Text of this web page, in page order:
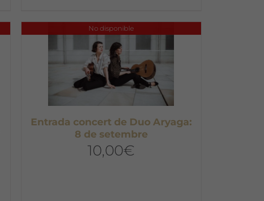
No disponible
Entrada concert de Duo Aryaga:
8 de setembre
10,00€